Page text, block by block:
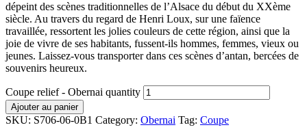
dépeint des scènes traditionnelles de l’Alsace du début du XXème
siècle. Au travers du regard de Henri Loux, sur une faïence
travaillée, ressortent les jolies couleurs de cette région, ainsi que la
joie de vivre de ses habitants, fussent-ils hommes, femmes, vieux ou
jeunes. Laissez-vous transporter dans ces scènes d’antan, bercées de
souvenirs heureux.
Coupe relief - Obernai quantity
Ajouter au panier
SKU: S706-06-0B1 Category: Obernai Tag: Coupe